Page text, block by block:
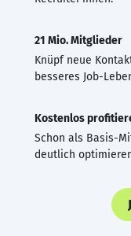
21 Mio. Mitglieder
Knüpf neue
besseres Job-
Kostenlos
Schon als Basis-
deutlich